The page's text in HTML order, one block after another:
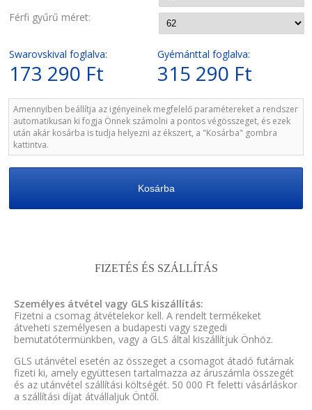
Férfi gyűrű méret:
Swarovskival foglalva:
173 290 Ft
Gyémánttal foglalva:
315 290 Ft
Amennyiben beállítja az igényeinek megfelelő paramétereket a rendszer
automatikusan ki fogja Önnek számolni a pontos végösszeget, és ezek
után akár kosárba is tudja helyezni az ékszert, a "Kosárba" gombra
kattintva.
Kosárba
FIZETÉS ÉS SZÁLLÍTÁS
Személyes átvétel vagy GLS kiszállítás:
Fizetni a csomag átvételekor kell. A rendelt termékeket
átveheti személyesen a budapesti vagy szegedi
bemutatótermünkben, vagy a GLS által kiszállítjuk Önhöz.
GLS utánvétel esetén az összeget a csomagot átadó futárnak
fizeti ki, amely együttesen tartalmazza az áruszámla összegét
és az utánvétel szállítási költségét. 50 000 Ft feletti vásárláskor
a szállítási díjat átvállaljuk Öntől.